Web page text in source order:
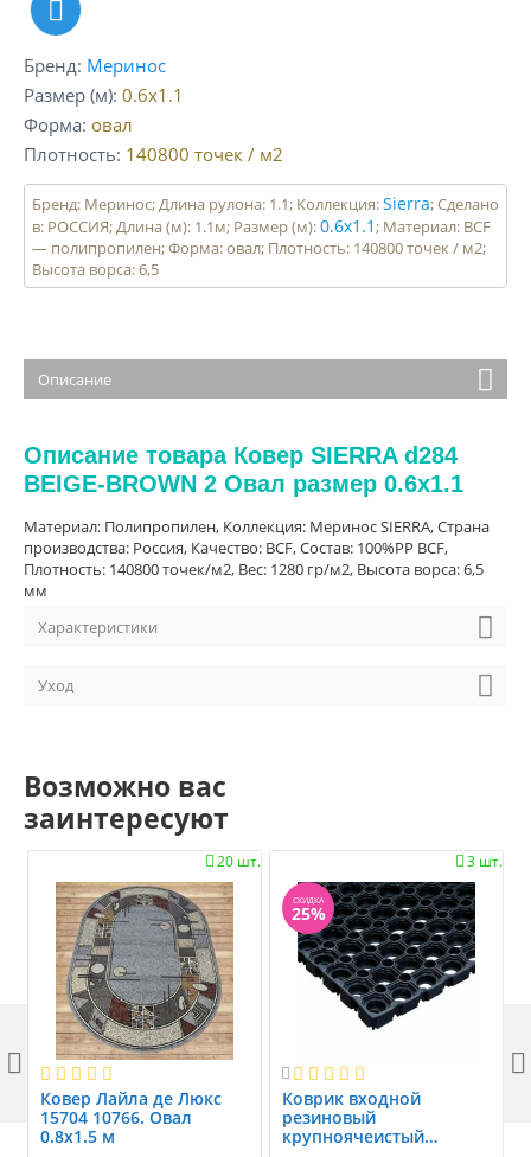
Бренд Меринос
Размер (м) 0.6x1.1
Форма овал
Плотность 140800 точек / м2
Бренд: Меринос; Длина рулона: 1.1; Коллекция:Sierra; Сделано
в: РОССИЯ; Длина (м): 1.1м; Размер (м):0.6x1.1; Материал: BCF
— полипропилен; Форма: овал; Плотность: 140800 точек / м2;
Высота ворса: 6,5
Описание
Описание товара Ковер SIERRA d284
BEIGE-BROWN 2 Овал размер 0.6x1.1
Материал: Полипропилен, Коллекция: Меринос SIERRA, Страна
производства: Россия, Качество: BCF, Cостав: 100%PP BCF,
Плотность: 140800 точек/м2, Вес: 1280 гр/м2, Высота ворса: 6,5
мм
Характеристики
Уход
Возможно вас
заинтересуют
20 шт.

Ковер Лайла де Люкс
15704 10766. Овал
0.8x1.5 м
3 шт.

СКИДКА
25%

Коврик вxодной
резиновый
крупноячеистый
 